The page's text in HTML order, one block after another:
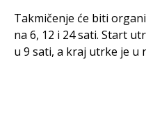
Takmičenje će biti
na 6, 12 i 24 sati. Start
u 9 sati, a kraj utrke je u